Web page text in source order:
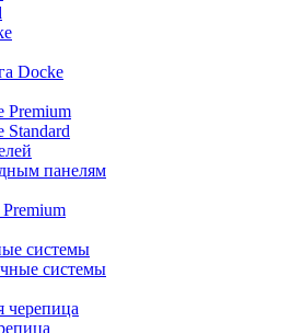
Docke
Premium
панелям
системы
системы
черепица